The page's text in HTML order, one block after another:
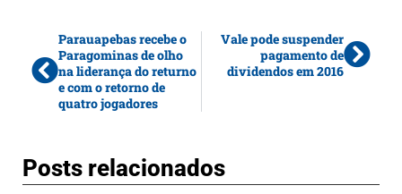
Parauapebas recebe o
Paragominas de olho
na liderança do returno
e com o retorno de
quatro jogadores
Vale pode suspender
pagamento de
dividendos em 2016
Posts relacionados